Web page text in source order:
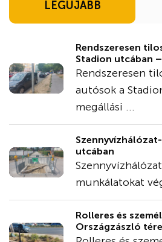
LEGÚJABB
Rendszeresen
Stadion utcában
Rendszeresen
autósok a
megállási ...
utcában
munkálatokat
Rolleres és
Országzászló